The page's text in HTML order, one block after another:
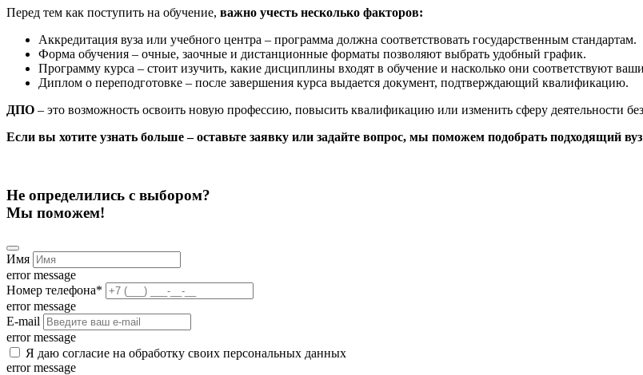
Перед тем как поступить на обучение, важно учесть несколько факторов:
Аккредитация вуза или учебного центра – программа должна соответствовать государственным стандартам.
Форма обучения – очные, заочные и дистанционные форматы позволяют выбрать удобный график.
Программу курса – стоит изучить, какие дисциплины входят в обучение и насколько они соответствуют
Диплом о переподготовке – после завершения курса выдается документ, подтверждающий квалификацию.
ДПО – это возможность освоить новую профессию, повысить квалификацию или изменить сферу деятельности
Если вы хотите узнать больше – оставьте заявку или задайте вопрос, мы поможем подобрать подходящий
Не определились с выбором?
Мы поможем!
Имя
error message
Номер телефона*
error message
E-mail
error message
Я даю согласие на обработку своих персональных данных
error message